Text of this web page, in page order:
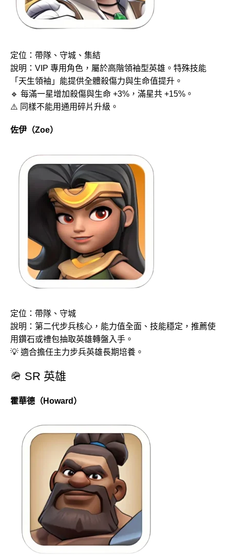
定位：帶隊、守城、集結
說明：VIP 專用角色，屬於高階領袖型英雄。特殊技能
「天生領袖」能提供全體殺傷力與生命值提升。
🔹 每滿一星增加殺傷與生命 +3%，滿星共 +15%。
⚠️ 同樣不能用通用碎片升級。
佐伊（Zoe）
定位：帶隊、守城
說明：第二代步兵核心，能力值全面、技能穩定，推薦使
用鑽石或禮包抽取英雄轉盤入手。
💡 適合擔任主力步兵英雄長期培養。
🪖 SR 英雄
霍華德（Howard）